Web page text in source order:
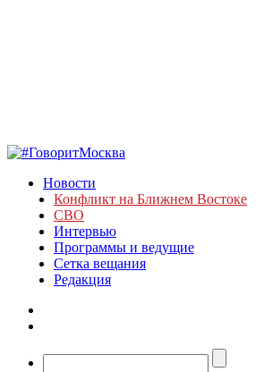
Новости
Конфликт на Ближнем Востоке
СВО
Интервью
Программы и ведущие
Сетка вещания
Редакция